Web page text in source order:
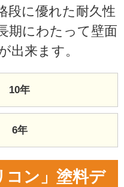
段に優れた耐久性
期にわたって壁面
出来ます。
10年
6年
コン」塗料デ